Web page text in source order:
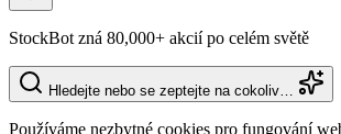
StockBot zná 80,000+ akcií po celém světě
Hledejte nebo se zeptejte na cokoliv…
Používáme nezbytné cookies pro fungování